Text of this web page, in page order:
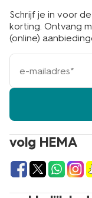
volg HEMA
Schrijf je in voor
korting. Ontvang
(online)
e-
mailadres